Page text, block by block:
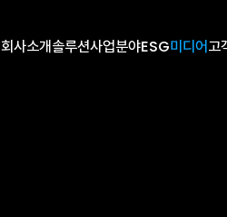
회사소개솔루션사업분야ESG미디어고